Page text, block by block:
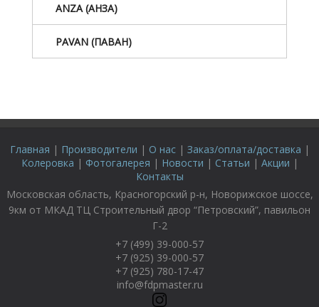
ANZA (АНЗА)
PAVAN (ПАВАН)
Главная | Производители | О нас| Заказ/оплата/доставка |
Колеровка | Фотогалерея | Новости | Статьи | Акции |
Контакты
Московская область, Красногорский р-н, Новорижское шоссе,
9км от МКАД ТЦ Строительный двор “Петровский”, павильон
Г-2
+7 (499) 39-000-57
+7 (925) 39-000-57
+7 (925) 780-17-47
info@fdpmaster.ru